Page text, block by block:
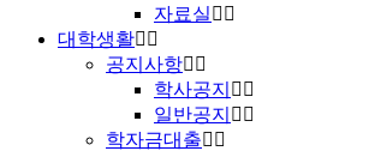
자료실
대학생활
공지사항
학사공지
일반공지
학자금대출